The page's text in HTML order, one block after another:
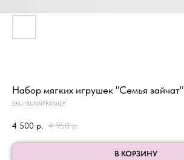
Набор мягких игрушек "Семья зайчат"
SKU: BUNNYFAMILY
4 500 р. 4 950 р.
В КОРЗИНУ